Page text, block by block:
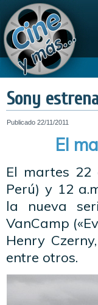
Sony
Publicado 22/11/2011
El
El martes 22
Perú) y 12
la nueva
VanCamp
Henry
entre otros.